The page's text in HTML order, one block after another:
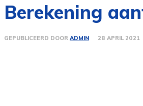
Berekening
GEPUBLICEERD DOOR ADMIN 28 APRIL 2021